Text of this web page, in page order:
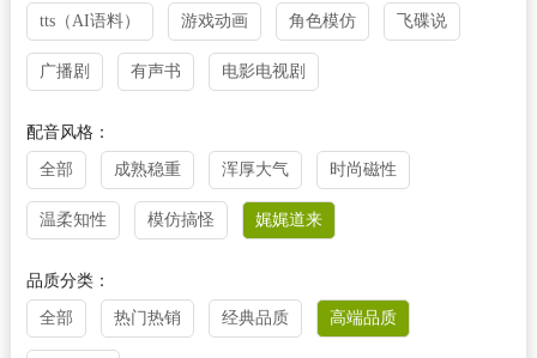
tts（AI语料） 游戏动画 角色模仿 飞碟说
广播剧 有声书 电影电视剧
配音风格：
全部 成熟稳重 浑厚大气 时尚磁性
温柔知性 模仿搞怪 娓娓道来
品质分类：
全部 热门热销 经典品质 高端品质